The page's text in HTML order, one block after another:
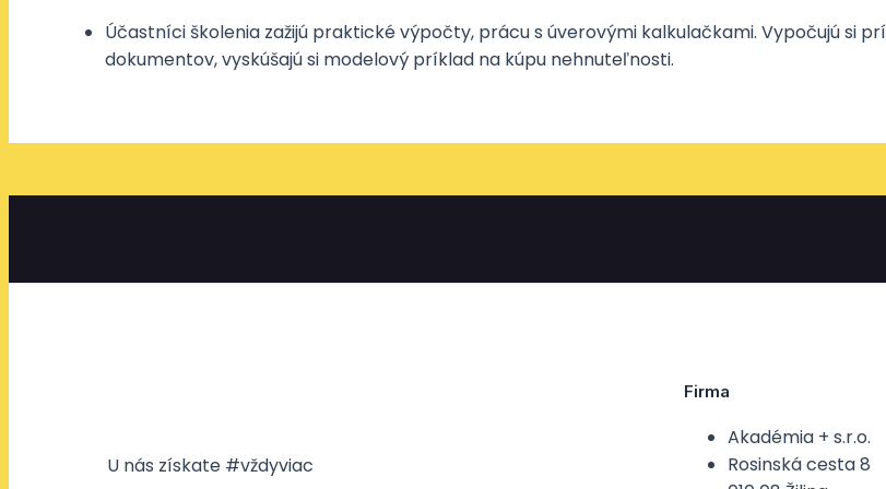
Účastníci školenia zažijú praktické výpočty, prácu s úverovými kalkulačkami. Vypočujú si
dokumentov, vyskúšajú si modelový príklad na kúpu nehnuteľnosti.
U nás získate #vždyviac
Firma
Akadémia + s.r.o.
Rosinská cesta 8